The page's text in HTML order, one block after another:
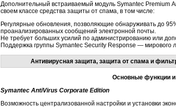
Дополнительный встраиваемый модуль Symantec Premium
своем классе средства защиты от спама, в том числе:
Регулярные обновления, позволяющие обнаруживать до
проанализированных сообщений электронной почты.
Не требует больших усилий по администрированию или
Поддержка группы Symantec Security Response — мирового
Антивирусная защита, защита от спама и
Основные функции и
Symantec AntiVirus Corporate Edition
Возможность централизованной настройки и установки